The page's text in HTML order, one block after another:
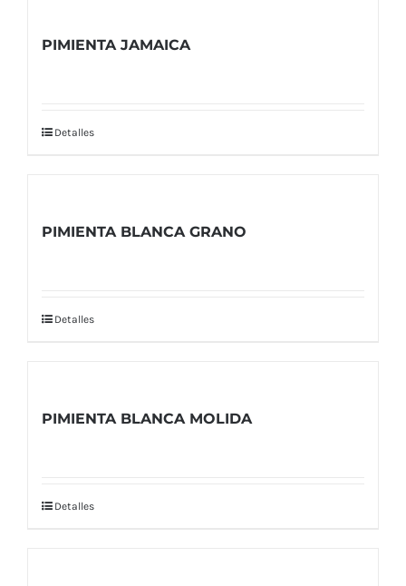
PIMIENTA JAMAICA
Detalles
PIMIENTA BLANCA GRANO
Detalles
PIMIENTA BLANCA MOLIDA
Detalles